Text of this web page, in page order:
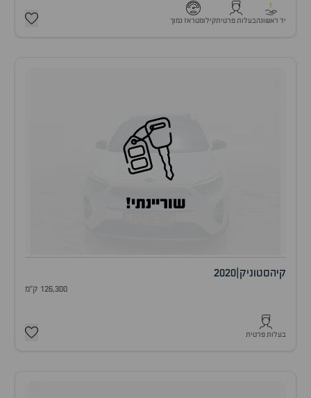
1
יד ראשונהבעלות פרטיתקילומטראז נמוך
שוריינתי!
קיהסטוניק 2020
126,300 ק"מ
בעלות פרטית